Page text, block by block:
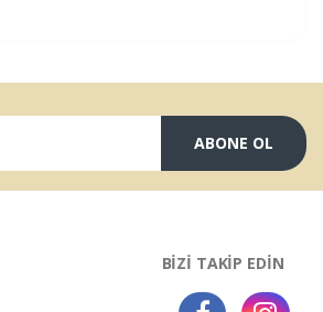
ABONE OL
BİZİ TAKİP EDİN